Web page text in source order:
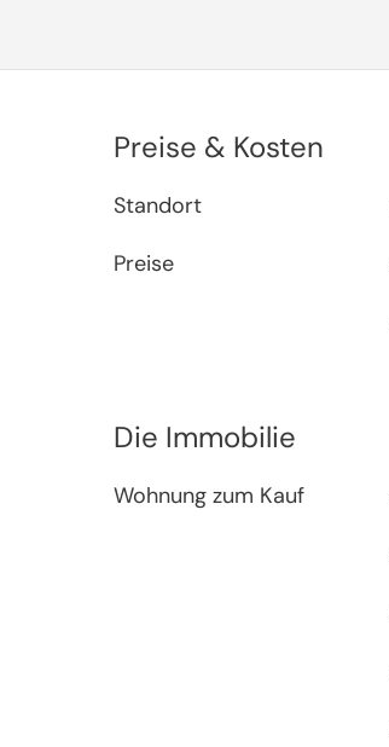
Preise & Kosten
Standort
Preise
Die Immobilie
Wohnung zum Kauf